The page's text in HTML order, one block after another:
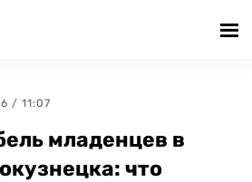
/ 11:07
младенцев в
что